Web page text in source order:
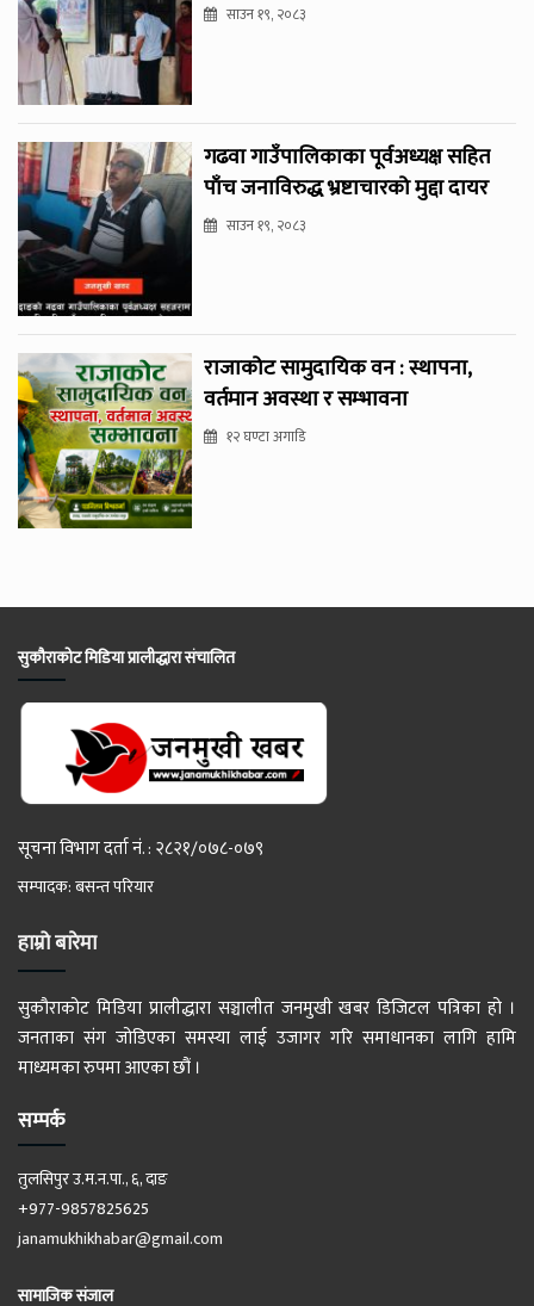
साउन १९, २०८३
गढवा गाउँपालिकाका पूर्वअध्यक्ष सहित
पाँच जनाविरुद्ध भ्रष्टाचारको मुद्दा दायर
साउन १९, २०८३
राजाकोट सामुदायिक वन : स्थापना,
वर्तमान अवस्था र सम्भावना
१२ घण्टा अगाडि
सुकौराकोट मिडिया प्रालीद्धारा संचालित
सूचना विभाग दर्ता नं. : २८२१/०७८-०७९
सम्पादक: बसन्त परियार
हाम्रो बारेमा
सुकौराकोट मिडिया प्रालीद्धारा सञ्चालीत जनमुखी खबर डिजिटल पत्रिका हो ।
जनताका संग जोडिएका समस्या लाई उजागर गरि समाधानका लागि हामि
माध्यमका रुपमा आएका छौं ।
सम्पर्क
तुलसिपुर उ.म.न.पा., ६, दाङ
+977-9857825625
janamukhikhabar@gmail.com
सामाजिक संजाल